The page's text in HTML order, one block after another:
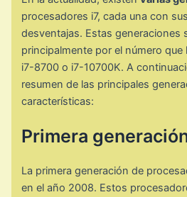
procesadores i7, cada una con
desventajas. Estas generaciones
principalmente por el número
i7-8700 o i7-10700K. A
resumen de las principales
características:
Primera
La primera generación de
en el año 2008. Estos